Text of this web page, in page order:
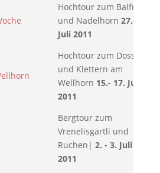
Hochtour zum Balfrin
und Nadelhorn 27.- 30.
Juli 2011
Hochtour zum Dossen
und Klettern am
Wellhorn 15.- 17. Juli
2011
Bergtour zum
Vrenelisgärtli und
Ruchen| 2. - 3. Juli
2011